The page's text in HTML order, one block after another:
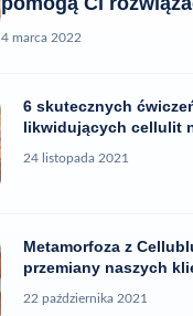
problem
4 marca 2022
6 skutecznych
likwidujących cellulit
24 listopada 2021
Metamorfoza z
przemiany naszych
22 października 2021